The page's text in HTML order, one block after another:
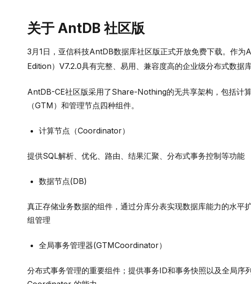
关于 AntDB 社区版
3月1日，亚信科技AntDB数据库社区版正式开放免费下载。作
Edition）V7.2.0具有完整、易用、兼容度高的企业级分布式数据库
AntDB-CE社区版采用了Share-Nothing的无共享架构，包括计
（GTM）和管理节点四种组件。
计算节点（Coordinator）
提供SQL解析、优化、路由、结果汇聚、分布式事务控制等功能
数据节点(DB)
真正存储业务数据的组件，通过分库分表实现数据库能力的水
组管理
全局事务管理器(GTMCoordinator）
分布式事务管理的重要组件；提供事务ID和事务快照以及全局